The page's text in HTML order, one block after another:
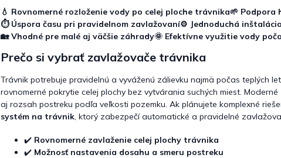
l
á
d
a
e
p
r
v
k
💧 Rovnomerné rozloženie vody po celej ploche trávnika🌱 Podpora
⏱️ Úspora času pri pravidelnom zavlažovaní⚙️ Jednoduchá
🏡 Vhodné pre malé aj väčšie záhrady🌞 Efektívne využitie vody
Prečo si vybrať zavlažovače trávnika
Trávnik potrebuje pravidelnú a vyváženú zálievku najmä počas teplých
rovnomerné pokrytie celej plochy bez vytvárania suchých miest. Moderné
aj rozsah postreku podľa veľkosti pozemku. Ak plánujete komplexné
systém na trávnik, ktorý zabezpečí automatické a pravidelné
✔️ Rovnomerné zavlaženie celej plochy trávnika
✔️ Možnosť nastavenia dosahu a smeru postreku